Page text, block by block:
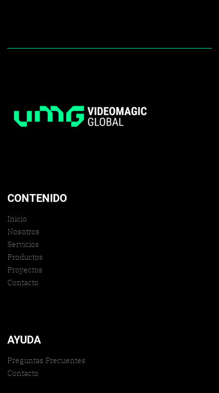
CONTENIDO
Inicio
Nosotros
Servicios
Productos
Proyectos
Contacto
AYUDA
Preguntas Frecuentes
Contacto